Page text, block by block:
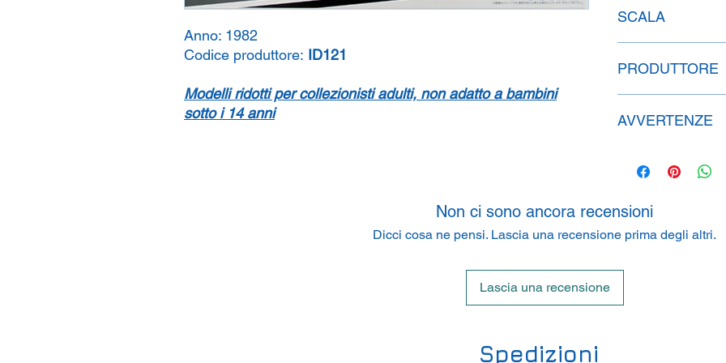
Anno: 1982
Codice produttore: ID121
Modelli ridotti per collezionisti adulti, non adatto a bambini
sotto i 14 anni
SCALA
PRODUTTORE
4-21-1 Toro,
AVVERTENZE
Consigliato dai 14
Non ci sono ancora recensioni
Dicci cosa ne pensi. Lascia una recensione prima degli altri.
Lascia una recensione
Spedizioni